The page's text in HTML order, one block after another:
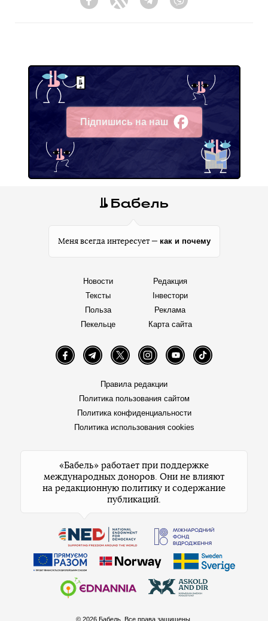
FacebookTwitter Telegram
Підпишись на наш
Facebook
Меня всегда интересует — как и почему
Новости
Тексты
Польза
Пекельце
Редакция
Інвестори
Реклама
Карта сайта
FacebookTelegramTwitter InstagramYouTube TikTok
Правила редакции
Политика пользования сайтом
Политика конфиденциальности
Политика использования cookies
«Бабель» работает при поддержке
международных доноров. Они не влияют
на редакционную политику и содержание
публикаций.
© 2026 Бабель. Все права защищены.